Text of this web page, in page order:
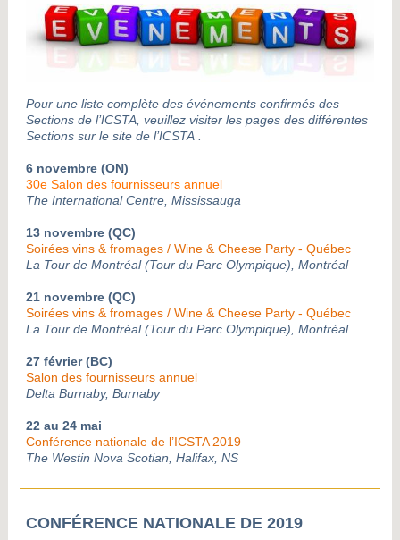
Pour une liste complète des événements confirmés des
Sections de l’ICSTA, veuillez visiter les pages des différentes
Sections sur le site de l’ICSTA
6 novembre (ON)
30e Salon des fournisseurs annuel
The International Centre, Mississauga
13 novembre (QC)
Soirées vins & fromages / Wine & Cheese Party - Québec
La Tour de Montréal (Tour du Parc Olympique), Montréal
21 novembre (QC)
Soirées vins & fromages / Wine & Cheese Party - Québec
La Tour de Montréal (Tour du Parc Olympique), Montréal
27 février (BC)
Salon des fournisseurs annuel
Delta Burnaby, Burnaby
22 au 24 mai
Conférence nationale de l’ICSTA 2019
The Westin Nova Scotian, Halifax, NS
CONFÉRENCE NATIONALE DE 2019